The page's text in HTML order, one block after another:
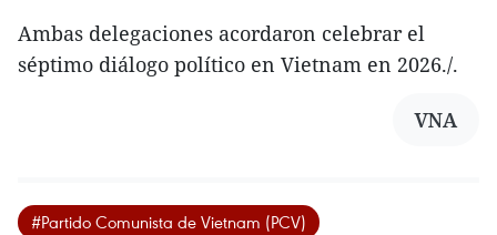
Ambas delegaciones acordaron celebrar el
séptimo diálogo político en Vietnam en 2026./.
VNA
#Partido Comunista de Vietnam (PCV)